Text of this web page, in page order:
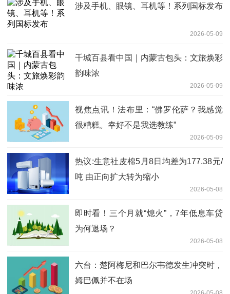
涉及手机、眼镜、耳机等！系列国标发布
2026-05-09
千城百县看中国｜内蒙古包头：文旅焕彩
韵味浓
2026-05-09
视焦点讯！法布里：“佛罗伦萨？我感觉
很糟糕。幸好不是我选教练”
2026-05-09
热议:生意社皮棉5月8日均差为177.38元/
吨 由正向扩大转为缩小
2026-05-08
即时看！三个月就“熄火”，7年低息车贷
为何退场？
2026-05-08
六台：楚阿梅尼和巴尔韦德发生冲突时，
姆巴佩并不在场